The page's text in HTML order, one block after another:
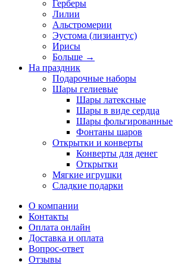
Герберы
Лилии
Альстромерии
Эустома (лизиантус)
Ирисы
Больше →
На праздник
Подарочные наборы
Шары гелиевые
Шары латексные
Шары в виде сердца
Шары фольгированные
Фонтаны шаров
Открытки и конверты
Конверты для денег
Открытки
Мягкие игрушки
Сладкие подарки
О компании
Контакты
Оплата онлайн
Доставка и оплата
Вопрос-ответ
Отзывы